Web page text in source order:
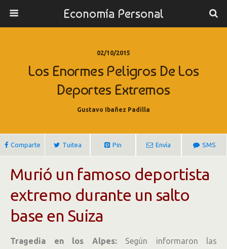
Economía Personal
02/10/2015
Los Enormes Peligros De Los
Deportes Extremos
Gustavo Ibañez Padilla
Comparte Tuitea Pin Envía SMS
Murió un famoso deportista
extremo durante un salto
base en Suiza
Tragedia en los Alpes: Según informaron las